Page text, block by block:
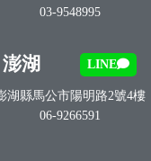
03-9548995
澎湖 LINE
湖縣馬公市陽明路2號4樓
06-9266591